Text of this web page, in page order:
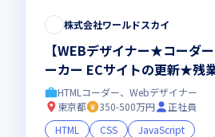
株式会社ワールドスカイ
【WEBデザイナー★コーダ
ーカー ECサイトの更新★残
HTMLコーダー、Webデザイナー
東京都
350-500万円
正社員
HTML
CSS
JavaScript